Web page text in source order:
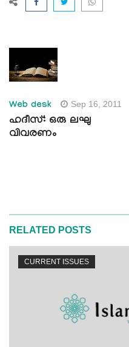
Web desk Sep 16, 2011
ഹദീസ്: ഒരു ലഘു
വിവരണം
RELATED POSTS
CURRENT ISSUES